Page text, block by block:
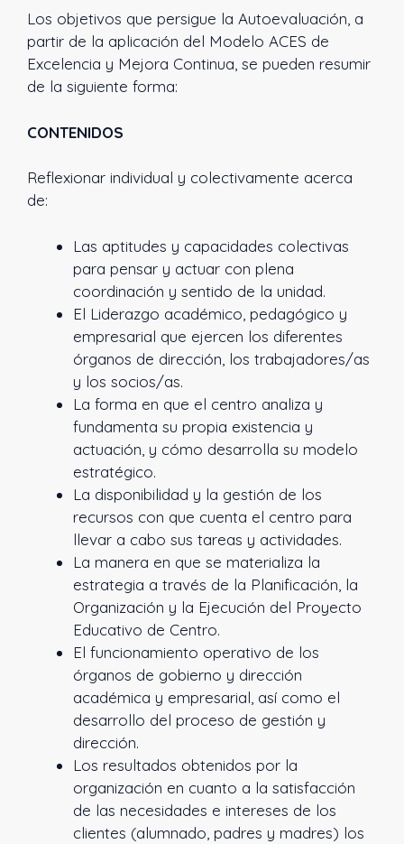
Los objetivos que persigue la Autoevaluación, a
partir de la aplicación del Modelo ACES de
Excelencia y Mejora Continua, se pueden resumir
de la siguiente forma:
CONTENIDOS
Reflexionar individual y colectivamente acerca
de:
Las aptitudes y capacidades colectivas
para pensar y actuar con plena
coordinación y sentido de la unidad.
El Liderazgo académico, pedagógico y
empresarial que ejercen los diferentes
órganos de dirección, los trabajadores/as
y los socios/as.
La forma en que el centro analiza y
fundamenta su propia existencia y
actuación, y cómo desarrolla su modelo
estratégico.
La disponibilidad y la gestión de los
recursos con que cuenta el centro para
llevar a cabo sus tareas y actividades.
La manera en que se materializa la
estrategia a través de la Planificación, la
Organización y la Ejecución del Proyecto
Educativo de Centro.
El funcionamiento operativo de los
órganos de gobierno y dirección
académica y empresarial, así como el
desarrollo del proceso de gestión y
dirección.
Los resultados obtenidos por la
organización en cuanto a la satisfacción
de las necesidades e intereses de los
clientes (alumnado, padres y madres) los